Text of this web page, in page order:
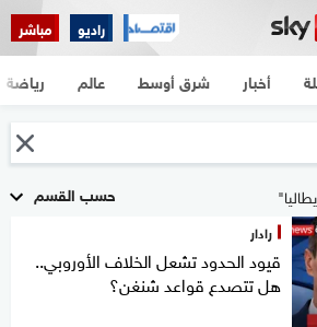
راديو مباشر
أخبار شرق أوسط عالم رياضة
حسب القسم
رادار
قيود الحدود تشعل الخلاف الأوروبي..
هل تتصدع قواعد شنغن؟